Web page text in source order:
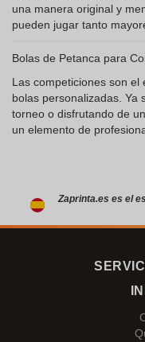
una manera original y
pueden jugar tanto
Bolas de Petanca para
Las competiciones son
bolas personalizadas. Ya
torneo o disfrutando de
un elemento de
Zaprinta.es es el